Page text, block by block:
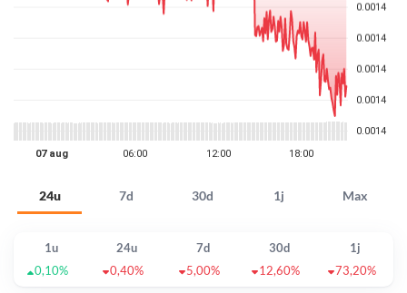
24u 7d 30d 1j Max
1u 24u 7d 30d
1j
0,10%
0,40% 5,00% 12,60% 73,20%